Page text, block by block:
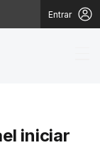
Entrar
iniciar